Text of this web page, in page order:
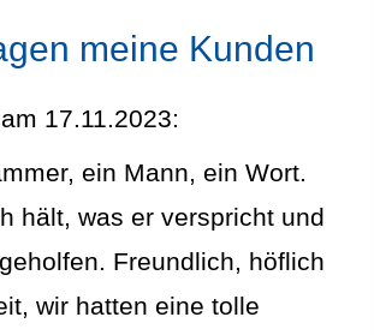
meine Kunden
am 17.11.2023:
ein Mann, ein Wort.
hält, was er verspricht und
Freundlich, höflich
wir hatten eine tolle